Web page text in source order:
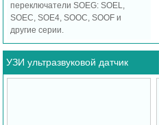
переключатели SOEG: SOEL,
SOEC, SOE4, SOOC, SOOF и
другие серии.
УЗИ ультразвуковой датчик